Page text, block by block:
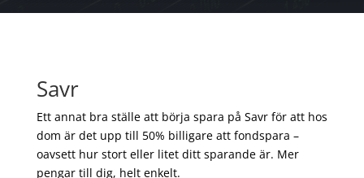
Savr
Ett annat bra ställe att börja spara på Savr för att hos
dom är det upp till 50% billigare att fondspara –
oavsett hur stort eller litet ditt sparande är. Mer
pengar till dig, helt enkelt.